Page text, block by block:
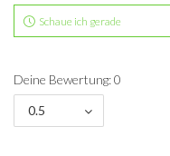
Schaue ich gerade
Deine Bewertung: 0
0.5